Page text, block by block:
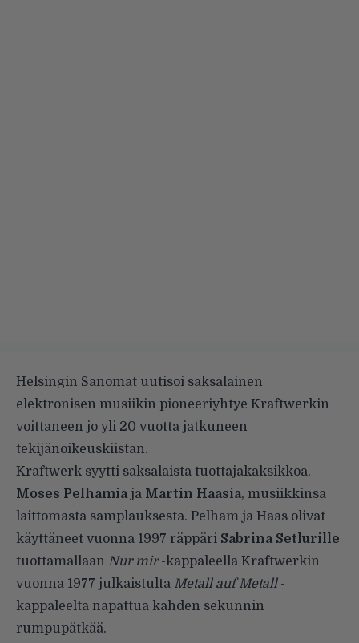
Helsingin Sanomat uutisoi saksalainen
elektronisen musiikin pioneeriyhtye Kraftwerkin
voittaneen jo yli 20 vuotta jatkuneen
tekijänoikeuskiistan.
Kraftwerk syytti saksalaista tuottajakaksikkoa,
Moses Pelhamiaja Martin Haasia, musiikkinsa
laittomasta samplauksesta. Pelham ja Haas olivat
käyttäneet vuonna 1997 räppäri Sabrina Setlurille
tuottamallaan Nur mir-kappaleella Kraftwerkin
vuonna 1977 julkaistulta Metall auf Metall -
kappaleelta napattua kahden sekunnin
rumpupätkää.